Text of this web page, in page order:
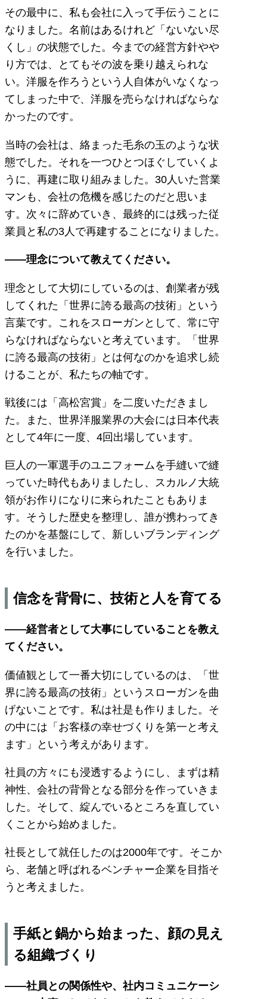
その最中に、私も会社に入って手伝うことに
なりました。名前はあるけれど「ないない尽
くし」の状態でした。今までの経営方針やや
り方では、とてもその波を乗り越えられな
い。洋服を作ろうという人自体がいなくなっ
てしまった中で、洋服を売らなければならな
かったのです。
当時の会社は、絡まった毛糸の玉のような状
態でした。それを一つひとつほぐしていくよ
うに、再建に取り組みました。30人いた営業
マンも、会社の危機を感じたのだと思いま
す。次々に辞めていき、最終的には残った従
業員と私の3人で再建することになりました。
——理念について教えてください。
理念として大切にしているのは、創業者が残
してくれた「世界に誇る最高の技術」という
言葉です。これをスローガンとして、常に守
らなければならないと考えています。「世界
に誇る最高の技術」とは何なのかを追求し続
けることが、私たちの軸です。
戦後には「高松宮賞」を二度いただきまし
た。また、世界洋服業界の大会には日本代表
として4年に一度、4回出場しています。
巨人の一軍選手のユニフォームを手縫いで縫
っていた時代もありましたし、スカルノ大統
領がお作りになりに来られたこともありま
す。そうした歴史を整理し、誰が携わってき
たのかを基盤にして、新しいブランディング
を行いました。
信念を背骨に、技術と人を育てる
——経営者として大事にしていることを教え
てください。
価値観として一番大切にしているのは、「世
界に誇る最高の技術」というスローガンを曲
げないことです。私は社是も作りました。そ
の中には「お客様の幸せづくりを第一と考え
ます」という考えがあります。
社員の方々にも浸透するようにし、まずは精
神性、会社の背骨となる部分を作っていきま
した。そして、綻んでいるところを直してい
くことから始めました。
社長として就任したのは2000年です。そこか
ら、老舗と呼ばれるベンチャー企業を目指そ
うと考えました。
手紙と鍋から始まった、顔の見え
る組織づくり
——社員との関係性や、社内コミュニケーシ